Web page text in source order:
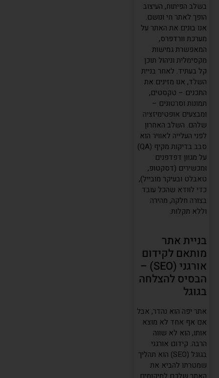
בשלב הפיתוח, העיצוב
הופך לאתר חי ונושם.
אנו בונים את האתר על
מערכת וורדפרס,
המאפשרת גמישות
מקסימלית וניהול תוכן
קל בעתיד. לאחר בניית
השלד, אנו מזינים את
התכנים – טקסטים,
תמונות וסרטונים –
ומבצעים אופטימיזציה
שלהם. השלב האחרון
לפני העלייה לאוויר הוא
סבב בדיקות מקיף (QA)
על מגוון דפדפנים
ומכשירים (דסקטופ,
טאבלט ובעיקר מובייל),
כדי לוודא שהכל עובד
בצורה חלקה, מהירה
וללא תקלות.
בניית אתר
מותאם לקידום
אורגני (SEO) –
הבסיס להצלחה
בגוגל
אתר יפה הוא נהדר, אבל
אם אף אחד לא מוצא
אותו, הוא לא שווה
הרבה. קידום אורגני
בגוגל (SEO) הוא תהליך
שמטרתו להביא את